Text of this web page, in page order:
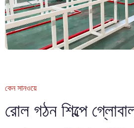
কেন সানওয়ে
রোল গঠন শিল্পে